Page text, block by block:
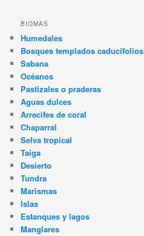
BIOMAS
Humedales
Bosques templados caducifolios
Sabana
Océanos
Pastizales o praderas
Aguas dulces
Arrecifes de coral
Chaparral
Selva tropical
Taiga
Desierto
Tundra
Marismas
Islas
Estanques y lagos
Manglares